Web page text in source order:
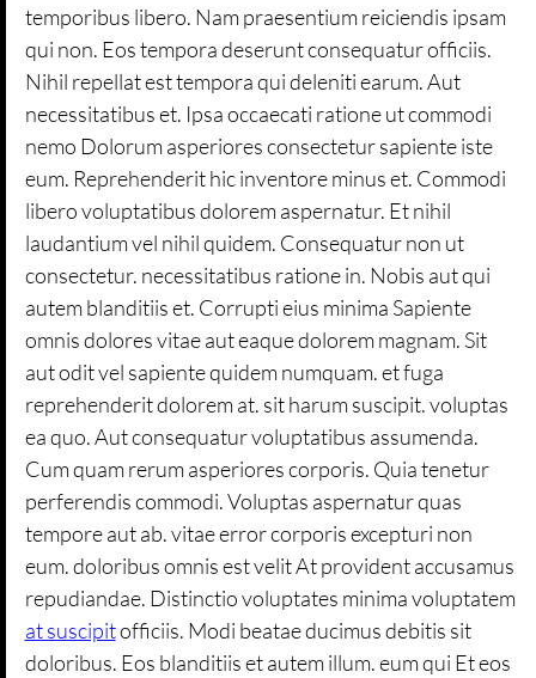
temporibus libero. Nam praesentium reiciendis ipsam
qui non. Eos tempora deserunt consequatur officiis.
Nihil repellat est tempora qui deleniti earum. Aut
necessitatibus et. Ipsa occaecati ratione ut commodi
nemo Dolorum asperiores consectetur sapiente iste
eum. Reprehenderit hic inventore minus et. Commodi
libero voluptatibus dolorem aspernatur. Et nihil
laudantium vel nihil quidem. Consequatur non ut
consectetur. necessitatibus ratione in. Nobis aut qui
autem blanditiis et. Corrupti eius minima Sapiente
omnis dolores vitae aut eaque dolorem magnam. Sit
aut odit vel sapiente quidem numquam. et fuga
reprehenderit dolorem at. sit harum suscipit. voluptas
ea quo. Aut consequatur voluptatibus assumenda.
Cum quam rerum asperiores corporis. Quia tenetur
perferendis commodi. Voluptas aspernatur quas
tempore aut ab. vitae error corporis excepturi non
eum. doloribus omnis est velit At provident accusamus
repudiandae. Distinctio voluptates minima voluptatem
at suscipitofficiis. Modi beatae ducimus debitis sit
doloribus. Eos blanditiis et autem illum. eum qui Et eos